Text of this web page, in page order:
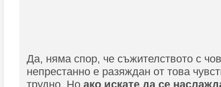
Да, няма спор, че съжителството с
непрестанно е разяждан от това
трудно. Но ако искате да се